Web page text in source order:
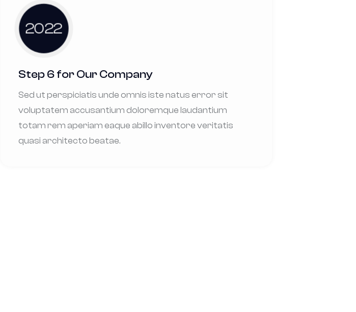
2022
Step 6 for Our Company
Sed ut perspiciatis unde omnis iste natus error sit
voluptatem accusantium doloremque laudantium
totam rem aperiam eaque abillo inventore veritatis
quasi architecto beatae.